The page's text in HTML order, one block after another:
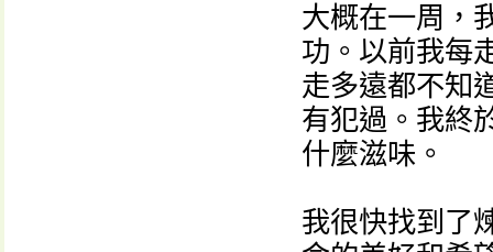
大概在一周，
功。以前我每
走多遠都不知
有犯過。我終
什麼滋味。
我很快找到了